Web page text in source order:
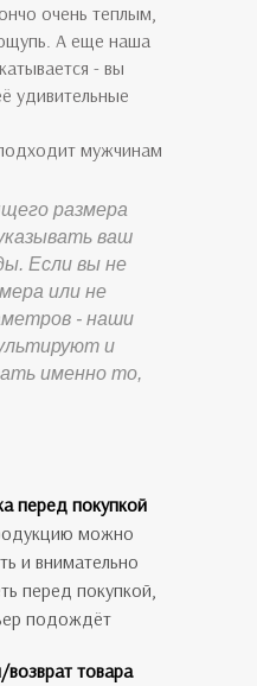
очень теплым,
А еще наша
- вы
удивительные
мужчинам
размера
ваш
Если вы не
или не
- наши
и
именно то,
перед покупкой
можно
и внимательно
перед покупкой,
подождёт
товара